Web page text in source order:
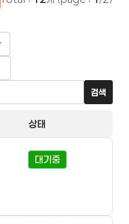
검색
상태
대기중